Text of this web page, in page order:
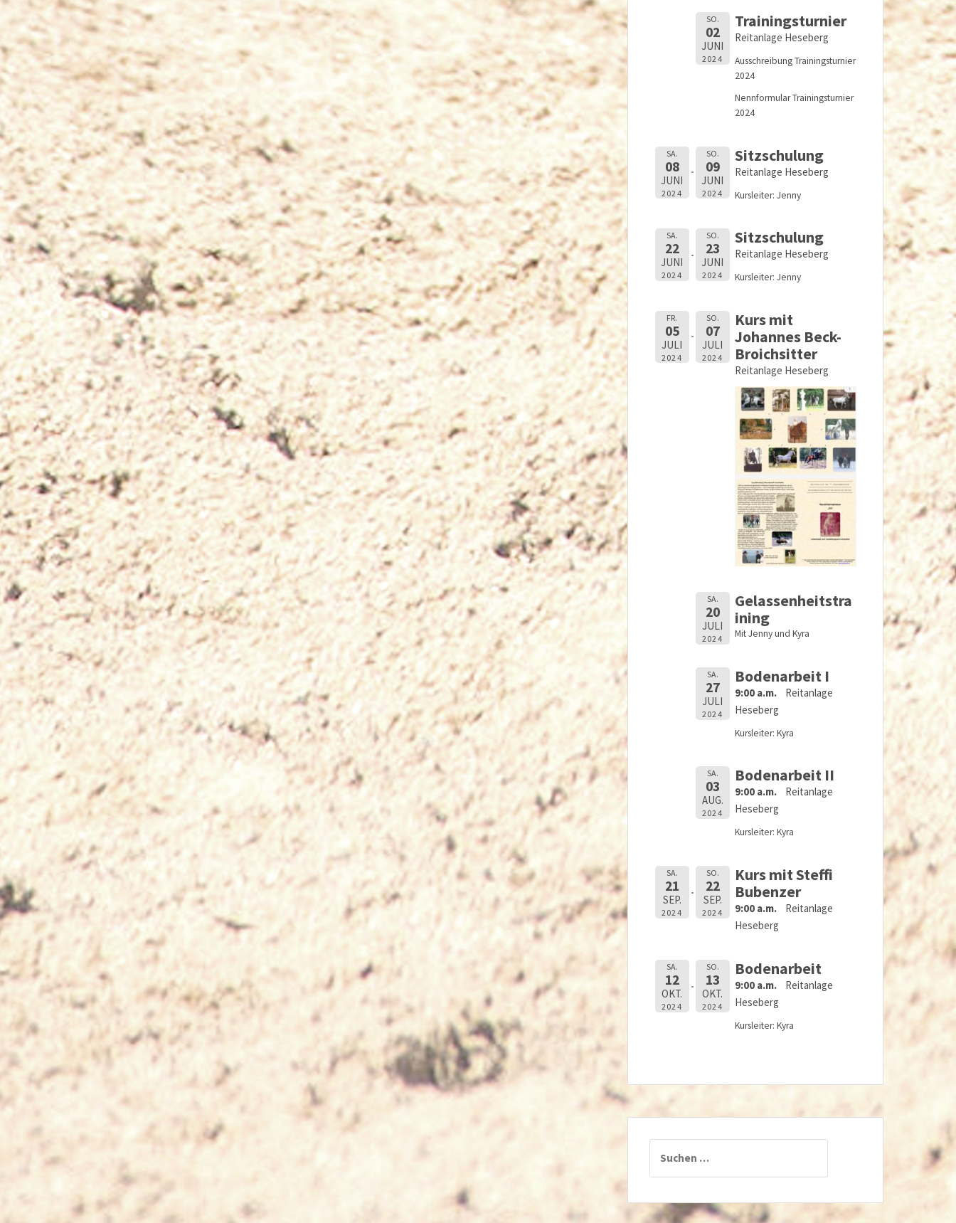
SO.
02
JUNI
2024
Trainingsturnier
Reitanlage Heseberg
Ausschreibung Trainingsturnier
2024
Nennformular Trainingsturnier
2024
SA.
08
JUNI
2024
SO.
09
JUNI
2024
Sitzschulung
Reitanlage Heseberg
Kursleiter: Jenny
SA.
22
JUNI
2024
SO.
23
JUNI
2024
Sitzschulung
Reitanlage Heseberg
Kursleiter: Jenny
FR.
05
JULI
2024
SO.
07
JULI
2024
Kurs mit
Johannes Beck-
Broichsitter
Reitanlage Heseberg
SA.
20
JULI
2024
Gelassenheitstra
ining
Mit Jenny und Kyra
SA.
27
JULI
2024
Bodenarbeit I
9:00 a.m.
Reitanlage
Heseberg
Kursleiter: Kyra
SA.
03
AUG.
2024
Bodenarbeit II
9:00 a.m.
Reitanlage
Heseberg
Kursleiter: Kyra
SA.
21
SEP.
2024
SO.
22
SEP.
2024
Kurs mit Steffi
Bubenzer
9:00 a.m.
Reitanlage
Heseberg
SA.
12
OKT.
2024
SO.
13
OKT.
2024
Bodenarbeit
9:00 a.m.
Reitanlage
Heseberg
Kursleiter: Kyra
nach: